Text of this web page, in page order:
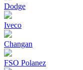
Dodge
Iveco
Changan
FSO Polanez